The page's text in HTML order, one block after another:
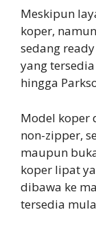
Meskipun
koper,
sedang
yang
hingga
Model koper
non-zipper,
maupun
koper lipat
dibawa ke
tersedia